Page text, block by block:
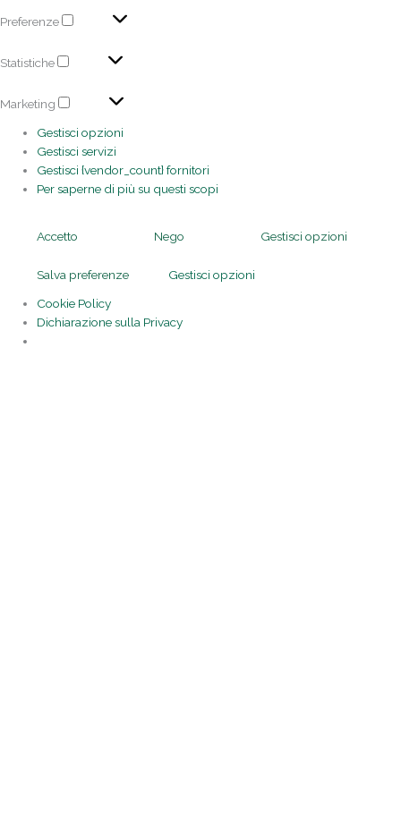
Preferenze
Statistiche
Marketing
Gestisci opzioni
Gestisci servizi
Gestisci {vendor_count} fornitori
Per saperne di più su questi scopi
Accetto Nego Gestisci opzioni
Salva preferenze
Gestisci opzioni
Cookie Policy
Dichiarazione sulla Privacy